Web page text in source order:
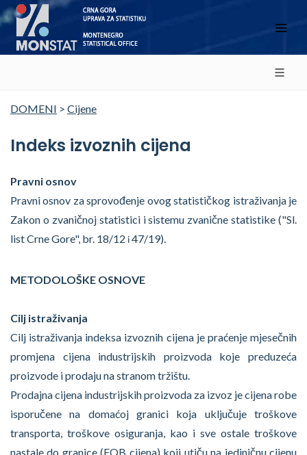
DOMENI > Cijene
Indeks izvoznih cijena
Pravni osnov
Pravni osnov za sprovođenje ovog statističkog istraživanja je
Zakon o zvaničnoj statistici i sistemu zvanične statistike ("Sl.
list Crne Gore", br. 18/12 i 47/19).
METODOLOŠKE OSNOVE
Cilj istraživanja
Cilj istraživanja indeksa izvoznih cijena je praćenje mjesečnih
promjena cijena industrijskih proizvoda koje preduzeća
proizvode i prodaju na stranom tržištu.
Prodajna cijena industrijskih proizvoda za izvoz je cijena robe
isporučene na domaćoj granici koja uključuje troškove
transporta, troškove osiguranja, kao i sve ostale troškove
nastale do granice (FOB cijena) koji utiču na jediničnu cijenu